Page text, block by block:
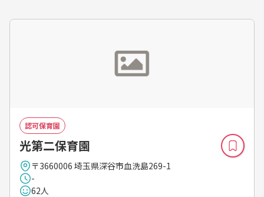
認可保育園
光第二保育園
〒3660006 埼玉県深谷市血洗島269-1
-
62人